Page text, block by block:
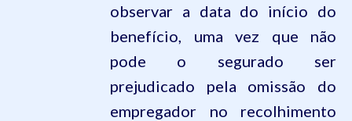
observar a data do início do
benefício, uma vez que não
pode o segurado ser
prejudicado pela omissão do
empregador no recolhimento